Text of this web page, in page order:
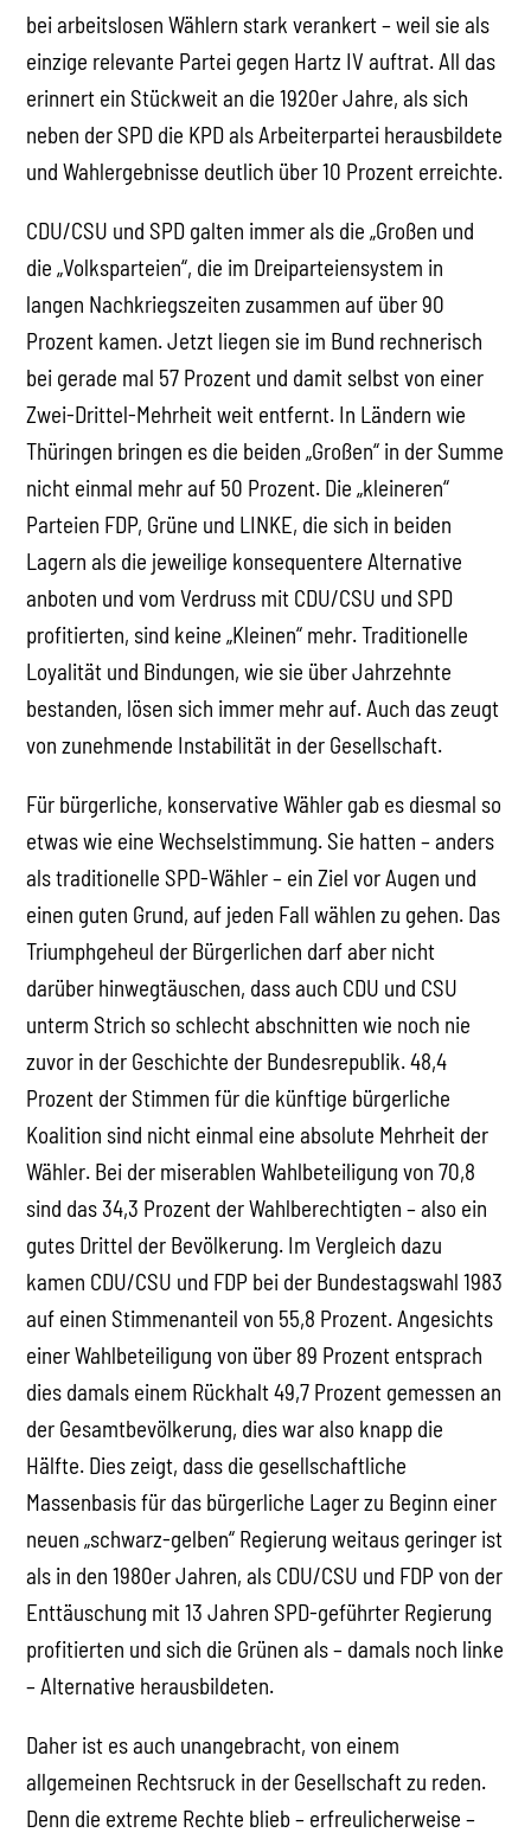
bei arbeitslosen Wählern stark verankert – weil sie als
einzige relevante Partei gegen Hartz IV auftrat. All das
erinnert ein Stückweit an die 1920er Jahre, als sich
neben der SPD die KPD als Arbeiterpartei herausbildete
und Wahlergebnisse deutlich über 10 Prozent erreichte.
CDU/CSU und SPD galten immer als die „Großen und
die „Volksparteien“, die im Dreiparteiensystem in
langen Nachkriegszeiten zusammen auf über 90
Prozent kamen. Jetzt liegen sie im Bund rechnerisch
bei gerade mal 57 Prozent und damit selbst von einer
Zwei-Drittel-Mehrheit weit entfernt. In Ländern wie
Thüringen bringen es die beiden „Großen“ in der Summe
nicht einmal mehr auf 50 Prozent. Die „kleineren“
Parteien FDP, Grüne und LINKE, die sich in beiden
Lagern als die jeweilige konsequentere Alternative
anboten und vom Verdruss mit CDU/CSU und SPD
profitierten, sind keine „Kleinen“ mehr. Traditionelle
Loyalität und Bindungen, wie sie über Jahrzehnte
bestanden, lösen sich immer mehr auf. Auch das zeugt
von zunehmende Instabilität in der Gesellschaft.
Für bürgerliche, konservative Wähler gab es diesmal so
etwas wie eine Wechselstimmung. Sie hatten – anders
als traditionelle SPD-Wähler – ein Ziel vor Augen und
einen guten Grund, auf jeden Fall wählen zu gehen. Das
Triumphgeheul der Bürgerlichen darf aber nicht
darüber hinwegtäuschen, dass auch CDU und CSU
unterm Strich so schlecht abschnitten wie noch nie
zuvor in der Geschichte der Bundesrepublik. 48,4
Prozent der Stimmen für die künftige bürgerliche
Koalition sind nicht einmal eine absolute Mehrheit der
Wähler. Bei der miserablen Wahlbeteiligung von 70,8
sind das 34,3 Prozent der Wahlberechtigten – also ein
gutes Drittel der Bevölkerung. Im Vergleich dazu
kamen CDU/CSU und FDP bei der Bundestagswahl 1983
auf einen Stimmenanteil von 55,8 Prozent. Angesichts
einer Wahlbeteiligung von über 89 Prozent entsprach
dies damals einem Rückhalt 49,7 Prozent gemessen an
der Gesamtbevölkerung, dies war also knapp die
Hälfte. Dies zeigt, dass die gesellschaftliche
Massenbasis für das bürgerliche Lager zu Beginn einer
neuen „schwarz-gelben“ Regierung weitaus geringer ist
als in den 1980er Jahren, als CDU/CSU und FDP von der
Enttäuschung mit 13 Jahren SPD-geführter Regierung
profitierten und sich die Grünen als – damals noch linke
– Alternative herausbildeten.
Daher ist es auch unangebracht, von einem
allgemeinen Rechtsruck in der Gesellschaft zu reden.
Denn die extreme Rechte blieb – erfreulicherweise –